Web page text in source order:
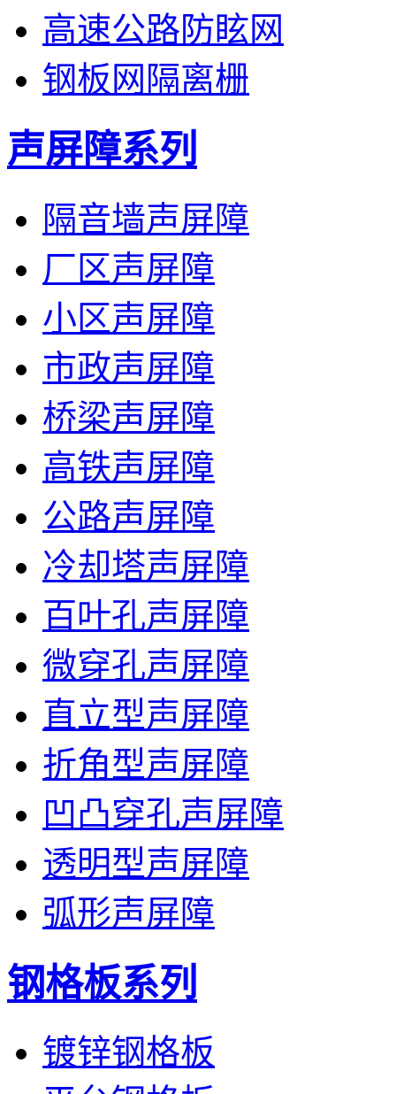
高速公路防眩网
钢板网隔离栅
声屏障系列
隔音墙声屏障
厂区声屏障
小区声屏障
市政声屏障
桥梁声屏障
高铁声屏障
公路声屏障
冷却塔声屏障
百叶孔声屏障
微穿孔声屏障
直立型声屏障
折角型声屏障
凹凸穿孔声屏障
透明型声屏障
弧形声屏障
钢格板系列
镀锌钢格板